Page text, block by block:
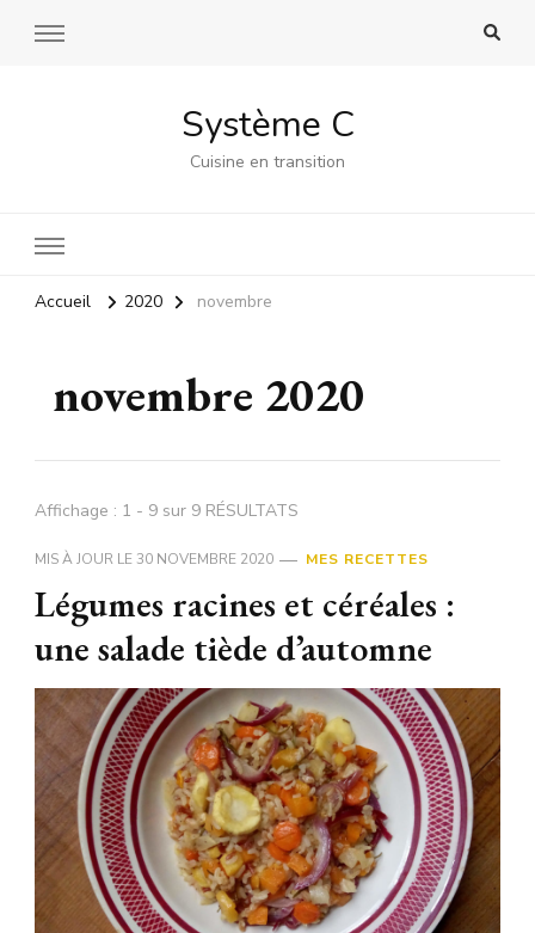
Système C
Cuisine en transition
Accueil 2020 novembre
novembre 2020
Affichage : 1 - 9 sur 9 RÉSULTATS
MIS À JOUR LE 30 NOVEMBRE 2020 MES RECETTES
Légumes racines et céréales :
une salade tiède d’automne